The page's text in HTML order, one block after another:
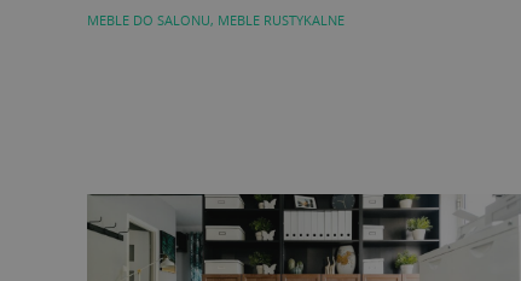
MEBLE DO SALONU, MEBLE RUSTYKALNE